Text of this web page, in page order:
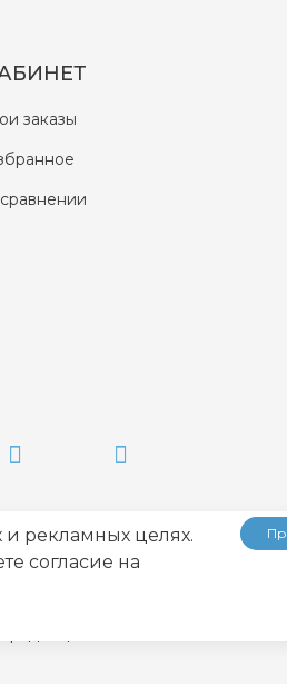
заказы
и рекламных целях.
согласие на